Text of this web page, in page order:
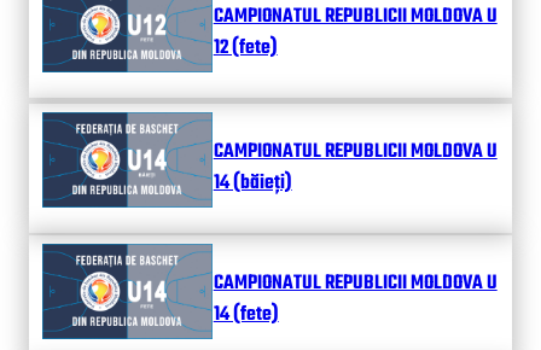
CAMPIONATUL REPUBLICII MOLDOVA U
12 (fete)
CAMPIONATUL REPUBLICII MOLDOVA U
14 (băieți)
CAMPIONATUL REPUBLICII MOLDOVA U
14 (fete)